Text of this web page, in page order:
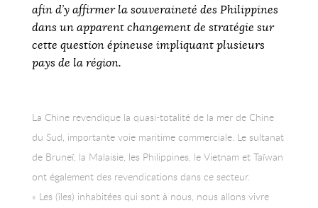
afin d’y affirmer la souveraineté des Philippines
dans un apparent changement de stratégie sur
cette question épineuse impliquant plusieurs
pays de la région.
La Chine revendique la quasi-totalité de la mer de Chine
du Sud, importante voie maritime commerciale. Le sultanat
de Bruneï, la Malaisie, les Philippines, le Vietnam et Taïwan
ont également des revendications dans ce secteur.
« Les (îles) inhabitées qui sont à nous, nous allons vivre